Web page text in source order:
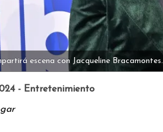
escena con Jacqueline Bracamontes.
- Entretenimiento